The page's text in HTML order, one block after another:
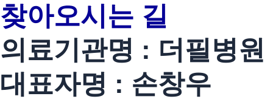
찾아오시는 길
의료기관명 : 더필병원
대표자명 : 손창우